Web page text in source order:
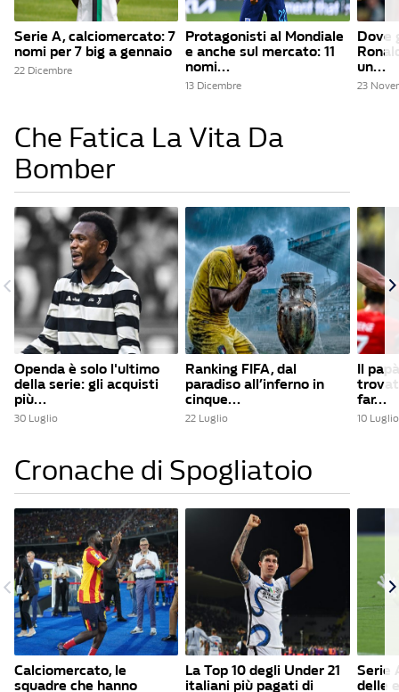
Serie A, calciomercato: 7
nomi per 7 big a gennaio
22 Dicembre
Protagonisti al Mondiale
e anche sul mercato: 11
nomi...
13 Dicembre
Dove
un...
23
Che Fatica La Vita Da
Bomber
Openda è solo l'ultimo
della serie: gli acquisti
più...
30 Luglio
Ranking FIFA, dal
paradiso all’inferno in
cinque...
22 Luglio
Il
far...
10 Luglio
Cronache di Spogliatoio
Calciomercato, le
squadre che hanno
La Top 10 degli Under 21
italiani più pagati di
Serie
delle